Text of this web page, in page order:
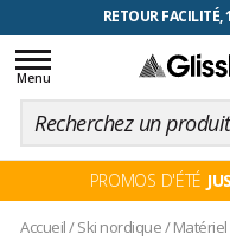
RETOUR
Toggle
navigation
Menu
PROMOS D'ÉTÉ
Accueil/Ski nordique/